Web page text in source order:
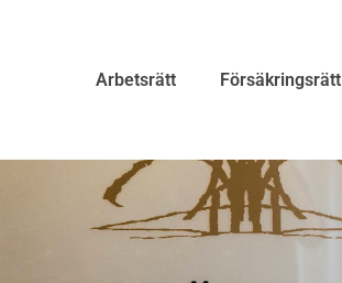
Arbetsrätt Försäkringsrätt